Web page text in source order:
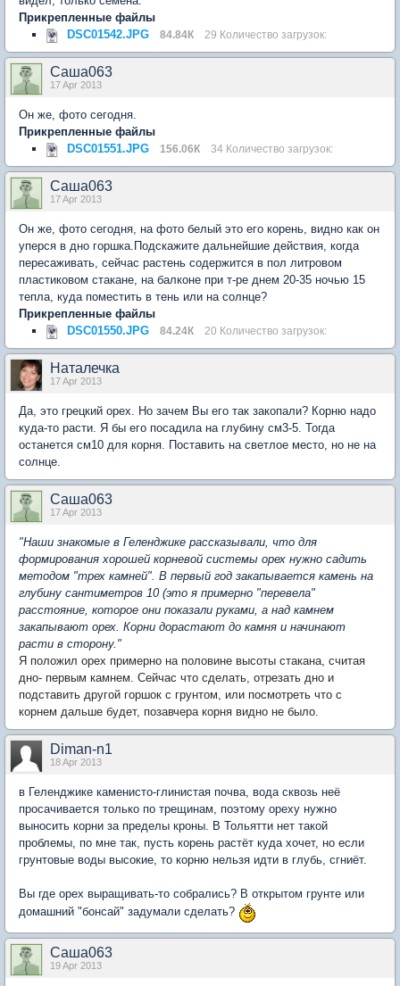
Прикрепленные файлы
DSC01542.JPG
84.84К 29 Количество загрузок:
Саша063
17 Apr 2013
Он же, фото сегодня.
Прикрепленные файлы
DSC01551.JPG
156.06К 34 Количество загрузок:
Саша063
17 Apr 2013
Он же, фото сегодня, на фото белый это его корень, видно как он
уперся в дно горшка.Подскажите дальнейшие действия, когда
пересаживать, сейчас растень содержится в пол литровом
пластиковом стакане, на балконе при т-ре днем 20-35 ночью 15
тепла, куда поместить в тень или на солнце?
Прикрепленные файлы
DSC01550.JPG
84.24К 20 Количество загрузок:
Наталечка
17 Apr 2013
Да, это грецкий орех. Но зачем Вы его так закопали? Корню надо
куда-то расти. Я бы его посадила на глубину см3-5. Тогда
останется см10 для корня. Поставить на светлое место, но не на
солнце.
Саша063
17 Apr 2013
"Наши знакомые в Геленджике рассказывали, что для
формирования хорошей корневой системы орех нужно садить
методом "трех камней". В первый год закапывается камень на
глубину сантиметров 10 (это я примерно "перевела"
расстояние, которое они показали руками, а над камнем
закапывают орех. Корни дорастают до камня и начинают
расти в сторону."
Я положил орех примерно на половине высоты стакана, считая
дно- первым камнем. Сейчас что сделать, отрезать дно и
подставить другой горшок с грунтом, или посмотреть что с
корнем дальше будет, позавчера корня видно не было.
Diman-n1
18 Apr 2013
в Геленджике каменисто-глинистая почва, вода сквозь неё
просачивается только по трещинам, поэтому ореху нужно
выносить корни за пределы кроны. В Тольятти нет такой
проблемы, по мне так, пусть корень растёт куда хочет, но если
грунтовые воды высокие, то корню нельзя идти в глубь, сгниёт.
Вы где орех выращивать-то собрались? В открытом грунте или
домашний "бонсай" задумали сделать?
Саша063
19 Apr 2013